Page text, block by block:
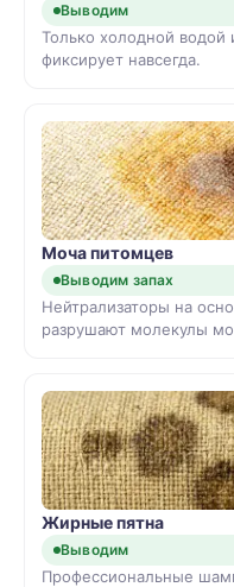
Выводим
Только холодной водой
фиксирует навсегда.
Моча питомцев
Выводим запах
Нейтрализаторы на
разрушают молекулы
Жирные пятна
Выводим
Профессиональные